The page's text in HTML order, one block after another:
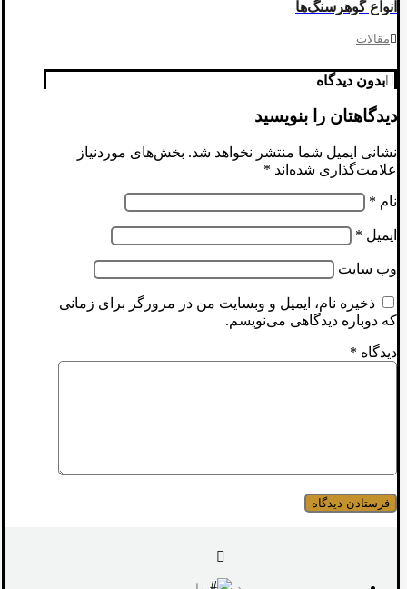
انواع گوهرسنگ‌ها
مقالات
بدون دیدگاه
دیدگاهتان را بنویسید
نشانی ایمیل شما منتشر نخواهد شد. بخش‌های موردنیاز
علامت‌گذاری شده‌اند *
نام *
ایمیل *
وب‌ سایت
ذخیره نام، ایمیل و وبسایت من در مرورگر برای زمانی
که دوباره دیدگاهی می‌نویسم.
دیدگاه *